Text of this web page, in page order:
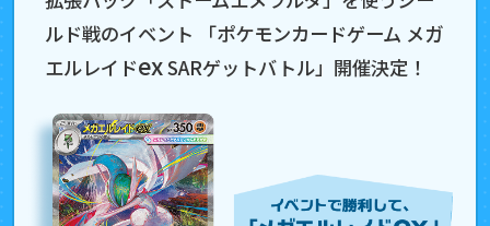
ルド戦のイベント 「ポケモンカードゲーム メガ
エルレイドexSARゲットバトル」開催決定！